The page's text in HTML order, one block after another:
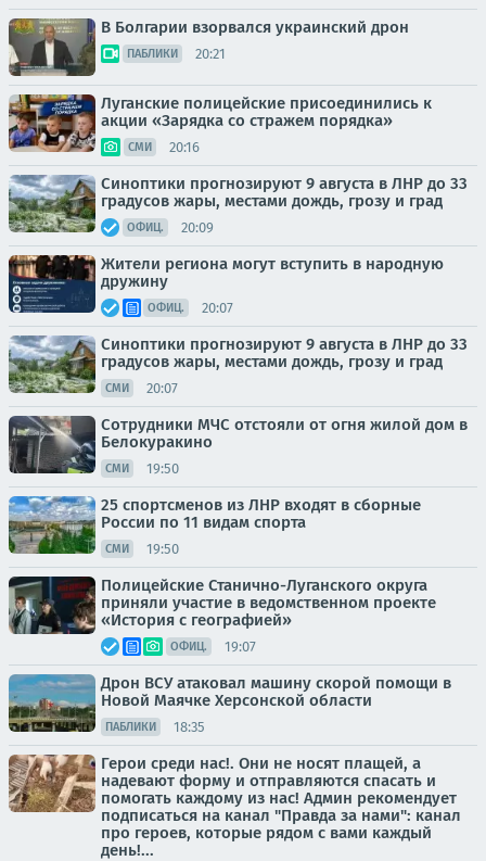
В Болгарии взорвался украинский дрон
ПАБЛИКИ 20:21
Луганские полицейские присоединились к
акции «Зарядка со стражем порядка»
СМИ 20:16
Синоптики прогнозируют 9 августа в ЛНР до 33
градусов жары, местами дождь, грозу и град
ОФИЦ. 20:09
Жители региона могут вступить в народную
дружину
ОФИЦ. 20:07
Синоптики прогнозируют 9 августа в ЛНР до 33
градусов жары, местами дождь, грозу и град
СМИ 20:07
Сотрудники МЧС отстояли от огня жилой дом в
Белокуракино
СМИ 19:50
25 спортсменов из ЛНР входят в сборные
России по 11 видам спорта
СМИ 19:50
Полицейские Станично-Луганского округа
приняли участие в ведомственном проекте
«История с географией»
ОФИЦ. 19:07
Дрон ВСУ атаковал машину скорой помощи в
Новой Маячке Херсонской области
ПАБЛИКИ 18:35
Герои среди нас!. Они не носят плащей, а
надевают форму и отправляются спасать и
помогать каждому из нас! Админ рекомендует
подписаться на канал "Правда за нами": канал
про героев, которые рядом с вами каждый
день!...